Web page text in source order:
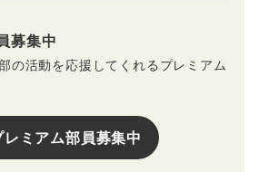
募集中
の活動を応援してくれるプレミアム
レミアム部員募集中